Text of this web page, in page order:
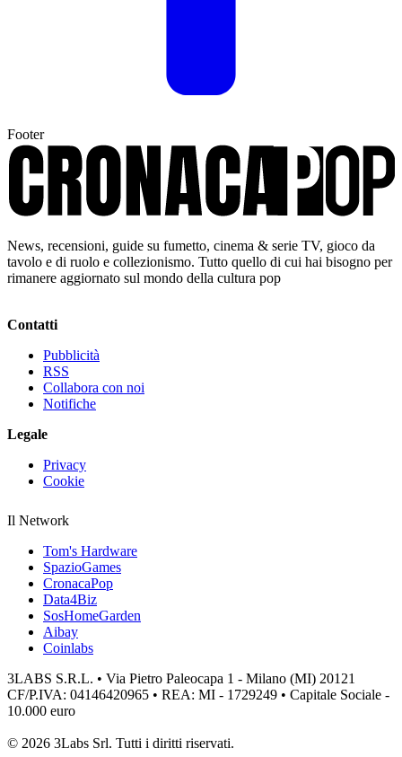
Footer
News, recensioni, guide su fumetto, cinema & serie TV, gioco da
tavolo e di ruolo e collezionismo. Tutto quello di cui hai bisogno per
rimanere aggiornato sul mondo della cultura pop
Contatti
Pubblicità
RSS
Collabora con noi
Notifiche
Legale
Privacy
Cookie
Il Network
Tom's Hardware
SpazioGames
CronacaPop
Data4Biz
SosHomeGarden
Aibay
Coinlabs
3LABS S.R.L. • Via Pietro Paleocapa 1 - Milano (MI) 20121
CF/P.IVA: 04146420965 • REA: MI - 1729249 • Capitale Sociale -
10.000 euro
© 2026 3Labs Srl. Tutti i diritti riservati.